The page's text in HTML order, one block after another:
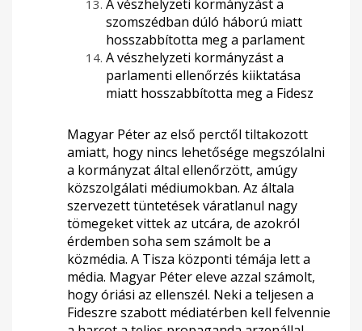
A vészhelyzeti kormányzást a
szomszédban dúló háború miatt
hosszabbította meg a parlament
A vészhelyzeti kormányzást a
parlamenti ellenőrzés kiiktatása
miatt hosszabbította meg a Fidesz
Magyar Péter az első perctől tiltakozott
amiatt, hogy nincs lehetősége megszólalni
a kormányzat által ellenőrzött, amúgy
közszolgálati médiumokban. Az általa
szervezett tüntetések váratlanul nagy
tömegeket vittek az utcára, de azokról
érdemben soha sem számolt be a
közmédia. A Tisza központi témája lett a
média. Magyar Péter eleve azzal számolt,
hogy óriási az ellenszél. Neki a teljesen a
Fideszre szabott médiatérben kell felvennie